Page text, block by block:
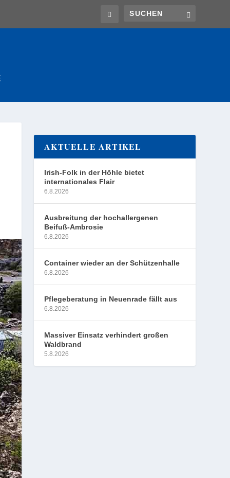
AKTUELLE ARTIKEL
Irish-Folk in der Höhle bietet
internationales Flair
6.8.2026
Ausbreitung der hochallergenen
Beifuß-Ambrosie
6.8.2026
Container wieder an der Schützenhalle
6.8.2026
Pflegeberatung in Neuenrade fällt aus
6.8.2026
Massiver Einsatz verhindert großen
Waldbrand
5.8.2026